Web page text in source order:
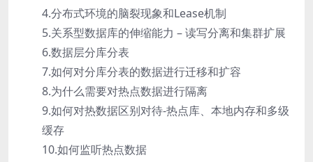
4.分布式环境的脑裂现象和Lease机制
5.关系型数据库的伸缩能力 – 读写分离和集群扩展
6.数据层分库分表
7.如何对分库分表的数据进行迁移和扩容
8.为什么需要对热点数据进行隔离
9.如何对热数据区别对待-热点库、本地内存和多级
缓存
10.如何监听热点数据